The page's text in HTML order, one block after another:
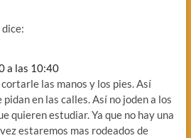
dice:
a las 10:40
las manos y los pies. Así
en las calles. Así no joden a los
quieren estudiar. Ya que no hay una
estaremos mas rodeados de